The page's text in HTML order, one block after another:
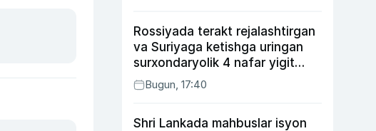
Rossiyada terakt rejalashtirgan
va Suriyaga ketishga uringan
surxondaryolik 4 nafar yigit
qamaldi
Bugun, 17:40
Shri Lankada mahbuslar isyon